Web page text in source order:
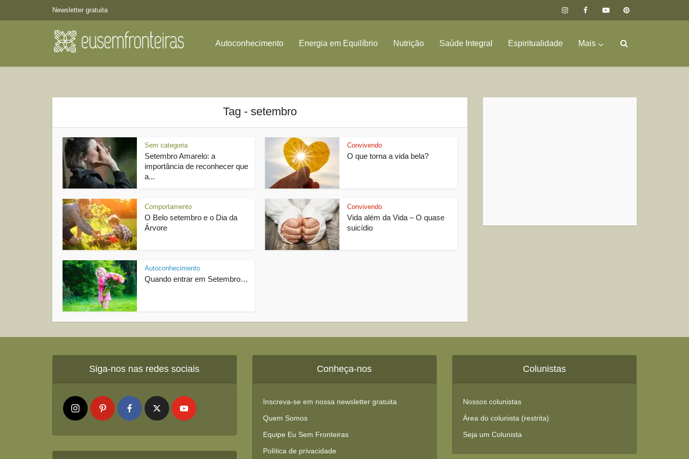
Newsletter gratuita
Autoconhecimento Energia em Equilíbrio Nutrição Saúde Integral Espiritualidade Mais
Tag - setembro
Sem categoria
Setembro Amarelo: a
importância de reconhecer que
a...
Convivendo
O que torna a vida bela?
Comportamento
O Belo setembro e o Dia da
Árvore
Convivendo
Vida além da Vida – O quase
suicídio
Autoconhecimento
Quando entrar em Setembro…
Siga-nos nas redes sociais Conheça-nos
Inscreva-se em nossa newsletter gratuita
Quem Somos
Equipe Eu Sem Fronteiras
Política de privacidade
Colunistas
Nossos colunistas
Área do colunista (restrita)
Seja um Colunista